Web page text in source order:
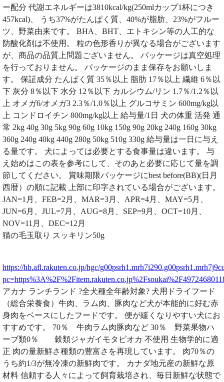
ー配分 代謝エネルギーは3810kcal/kg(250mlカップ1杯につき
457kcal)、 うち37%がたんぱく質、40%が脂肪、23%がフルー
ツ、野菜由来です。 BHA、BHT、エトキシン等の人工的な
防酸化剤は不使用。 粒の色形香りが異なる場合がございます
が、商品の品質上問題ございません。 パッケージは真空処理
を行っておりません。 パッケージのまま保存をお願いしま
す。 保証成分 たんぱく質 35％以上 脂肪 17％以上 繊維 6％以
下 灰分 8％以下 水分 12％以下 カルシウム/リン 1.7％/1.2％以
上 オメガ6/オメガ3 2.3％/1.0％以上 グルコサミン 600mg/kg以
上 コンドロイチン 800mg/kg以上 給与量/1日 犬の体重 活発 通
常 2kg 40g 30g 5kg 90g 60g 10kg 150g 90g 20kg 240g 160g 30kg
360g 240g 40kg 440g 280g 50kg 510g 330g 給与量は一日に与え
る量です。 犬によっては必要とする食事量は違います。 与
え始めはこの表を参考にして、そのあと必要に応じて量を調
節してください。 賞味期限パッケージにbest before(BB)(日月
西暦）の順に記載 上部に印字されている場合がございます。
JAN=1月、FEB=2月、MAR=3月、APR=4月、MAY=5月、
JUN=6月、JUL=7月、AUG=8月、SEP=9月、OCT=10月、
NOV=11月、DEC=12月
猫の毛玉取り スッキリン50g
https://hb.afl.rakuten.co.jp/hgc/
アカナ ランチランド ?全犬種全年齢対象? 犬用ドライフード
（総合栄養食）牛肉、ラム肉、豚肉など犬が本能的に好む赤
身肉をベースにしたフードです。 便が緩くなりやすい犬にお
すすめです。 70％ 牛肉ラム肉豚肉など 30％ 野菜果物ハ
ーブ類0％ 穀類ジャガイモタピオカ 不使用 生物学的に適
正 肉の量新鮮さ種類の豊富さを再現しています。 肉70％の
うち約1/3が無冷凍の新鮮肉です。 カナダ地元産の新鮮な原
材料 信頼する人々によって飼育栽培され、毎日新鮮な状態で